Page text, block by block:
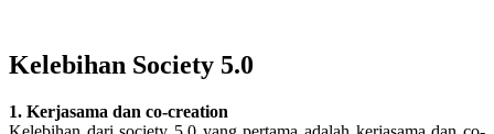
Kelebihan Society 5.0
1. Kerjasama dan co-creation